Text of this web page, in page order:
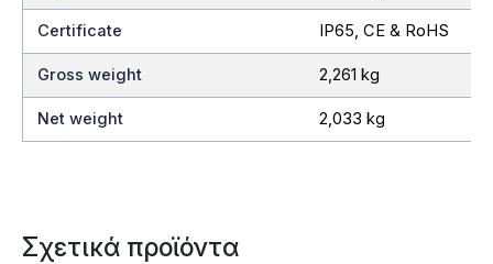
Certificate IP65, CE & RoHS
Gross weight 2,261 kg
Net weight 2,033 kg
Σχετικά προϊόντα